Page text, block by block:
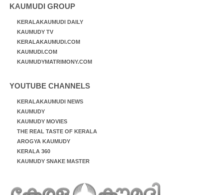
KAUMUDI GROUP
KERALAKAUMUDI DAILY
KAUMUDY TV
KERALAKAUMUDI.COM
KAUMUDI.COM
KAUMUDYMATRIMONY.COM
YOUTUBE CHANNELS
KERALAKAUMUDI NEWS
KAUMUDY
KAUMUDY MOVIES
THE REAL TASTE OF KERALA
AROGYA KAUMUDY
KERALA 360
KAUMUDY SNAKE MASTER